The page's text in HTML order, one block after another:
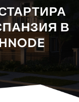
СТАРТИРА
В